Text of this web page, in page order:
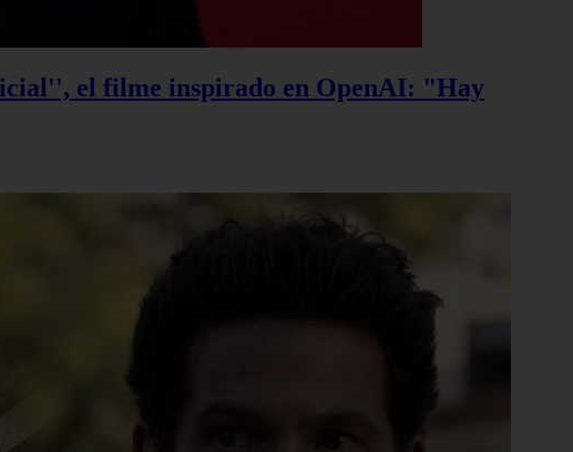
el filme inspirado en OpenAI: "Hay